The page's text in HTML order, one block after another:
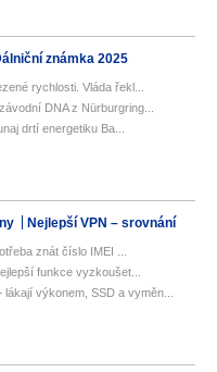
známka 2025
rychlosti. Vláda řekl...
DNA z Nürburgring...
drtí energetiku Ba...
Nejlepší VPN – srovnání
znát číslo IMEI ...
funkce vyzkoušet...
výkonem, SSD a vyměn...